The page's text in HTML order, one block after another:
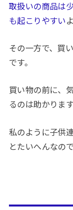
取扱いの商品は
も起こりやすい
その一方で、買
です。
買い物の前に、
るのは助かりま
私のように子供
とたいへんなの